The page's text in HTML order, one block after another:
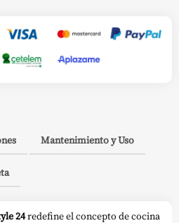
Mantenimiento y Uso
24redefine el concepto de cocina